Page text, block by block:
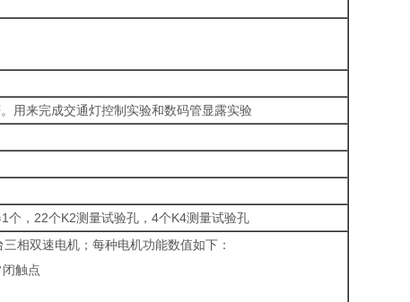
用来完成交通灯控制实验和数码管显露实验
个，22个K2测量试验孔，4个K4测量试验孔
相双速电机；每种电机功能数值如下：
触点